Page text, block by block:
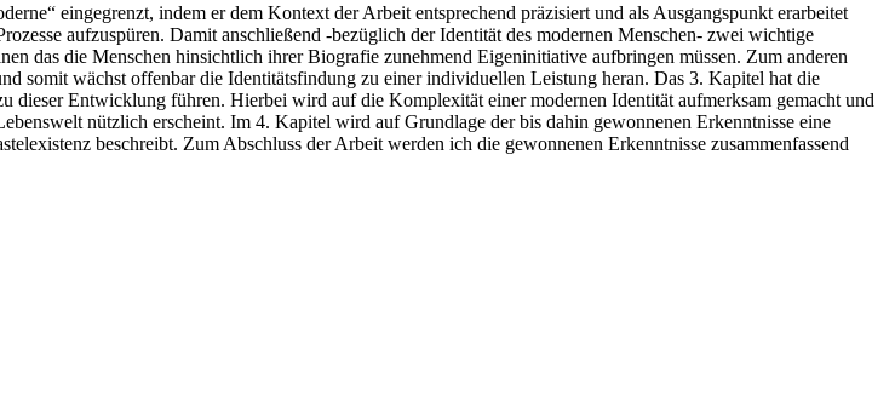
eingegrenzt, indem er dem Kontext der Arbeit entsprechend präzisiert und als Ausgangspunkt erarbeitet
aufzuspüren. Damit anschließend -bezüglich der Identität des modernen Menschen- zwei wichtige
das die Menschen hinsichtlich ihrer Biografie zunehmend Eigeninitiative aufbringen müssen. Zum anderen
somit wächst offenbar die Identitätsfindung zu einer individuellen Leistung heran. Das 3. Kapitel hat die
Entwicklung führen. Hierbei wird auf die Komplexität einer modernen Identität aufmerksam gemacht und
nützlich erscheint. Im 4. Kapitel wird auf Grundlage der bis dahin gewonnenen Erkenntnisse eine
beschreibt. Zum Abschluss der Arbeit werden ich die gewonnenen Erkenntnisse zusammenfassend